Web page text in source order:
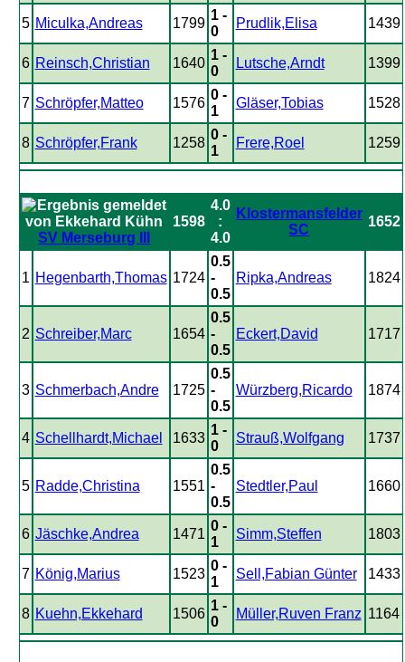
5 Miculka,Andreas 1799
1 -
0
Prudlik,Elisa 1439
6 Reinsch,Christian 1640
1 -
0
Lutsche,Arndt 1399
7 Schröpfer,Matteo 1576
0 -
1
Gläser,Tobias 1528
8 Schröpfer,Frank 1258
0 -
1
Frere,Roel 1259
SV Merseburg III
1598
4.0
:
4.0
Klostermansfelder
SC
1652
1 Hegenbarth,Thomas 1724
0.5
-
0.5
Ripka,Andreas 1824
2 Schreiber,Marc 1654
0.5
-
0.5
Eckert,David 1717
3 Schmerbach,Andre 1725
0.5
-
0.5
Würzberg,Ricardo 1874
4 Schellhardt,Michael 1633
1 -
0
Strauß,Wolfgang 1737
5 Radde,Christina 1551
0.5
-
0.5
Stedtler,Paul 1660
6 Jäschke,Andrea 1471
0 -
1
Simm,Steffen 1803
7 König,Marius 1523
0 -
1
Sell,Fabian Günter 1433
8 Kuehn,Ekkehard 1506
1 -
0
Müller,Ruven Franz 1164